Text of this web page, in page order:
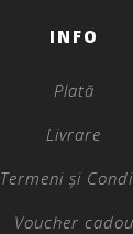
INFO
Plată
Livrare
Termeni și
Voucher cadou